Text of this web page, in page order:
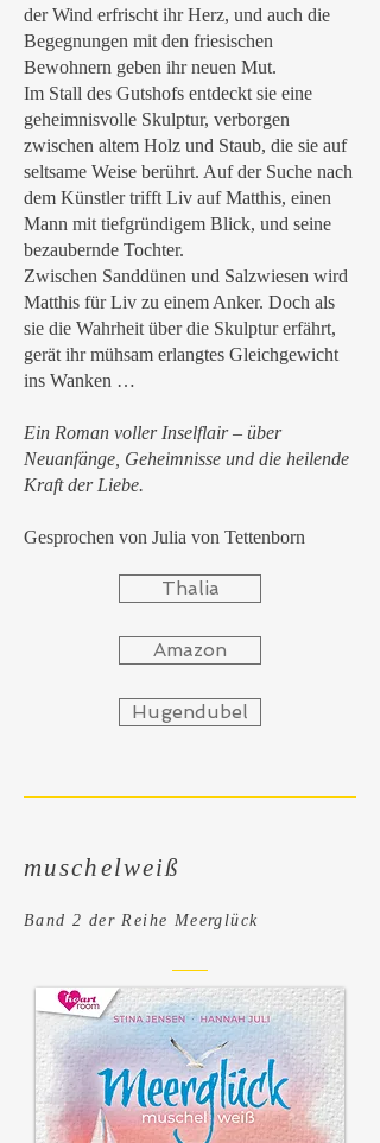
der Wind erfrischt ihr Herz, und auch die
Begegnungen mit den friesischen
Bewohnern geben ihr neuen Mut.
Im Stall des Gutshofs entdeckt sie eine
geheimnisvolle Skulptur, verborgen
zwischen altem Holz und Staub, die sie auf
seltsame Weise berührt. Auf der Suche nach
dem Künstler trifft Liv auf Matthis, einen
Mann mit tiefgründigem Blick, und seine
bezaubernde Tochter.
Zwischen Sanddünen und Salzwiesen wird
Matthis für Liv zu einem Anker. Doch als
sie die Wahrheit über die Skulptur erfährt,
gerät ihr mühsam erlangtes Gleichgewicht
ins Wanken …
Ein Roman voller Inselflair – über
Neuanfänge, Geheimnisse und die heilende
Kraft der Liebe.
Gesprochen von Julia von Tettenborn
Thalia
Amazon
Hugendubel
muschelweiß
Band 2 der Reihe Meerglück